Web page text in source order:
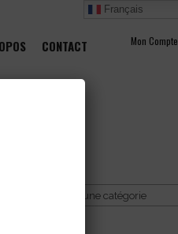
Mon Compte
CONTACT
Sélectionner une catégorie
Français